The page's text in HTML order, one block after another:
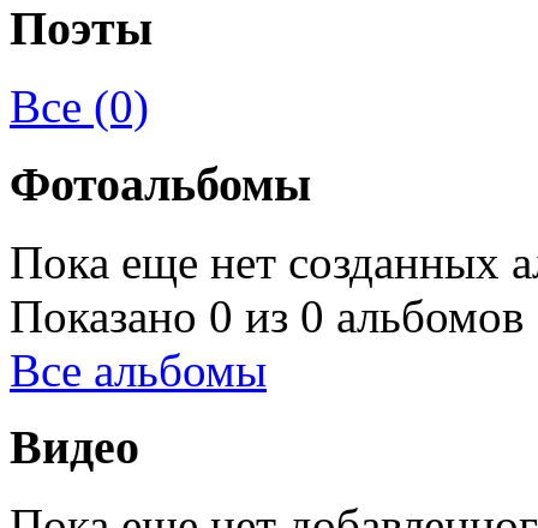
Поэты
Все (0)
Фотоальбомы
Пока еще нет созданных
Показано 0 из 0 альбомов
Все альбомы
Видео